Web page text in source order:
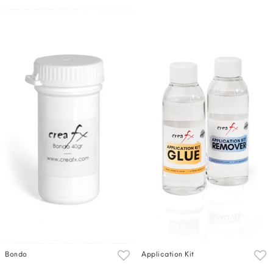
Bondo Application Kit